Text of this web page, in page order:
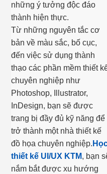
những ý tưởng độc đáo
thành hiện thực.
Từ những nguyên tắc cơ
bản về màu sắc, bố cục,
đến việc sử dụng thành
thạo các phần mềm thiết
chuyên nghiệp như
Photoshop, Illustrator,
InDesign, bạn sẽ được
trang bị đầy đủ kỹ năng để
trở thành một nhà thiết kế
đồ họa chuyên nghiệp.
thiết kế UI/UX KTM, bạn
nắm bắt được xu hướng